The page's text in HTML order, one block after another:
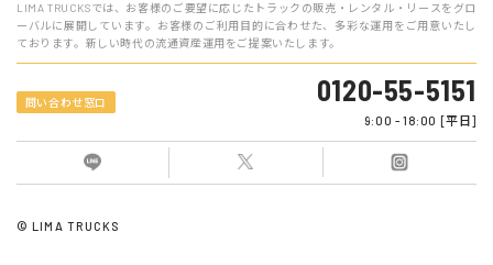
LIMA TRUCKSでは、お客様のご要望に応じたトラックの販売・レンタル・リースをグロ
ーバルに展開しています。お客様のご利用目的に合わせた、多彩な運用をご用意いたし
ております。新しい時代の流通資産運用をご提案いたします。
問い合わせ窓口 0120-55-5151
9:00 - 18:00 [平日]
© LIMA TRUCKS